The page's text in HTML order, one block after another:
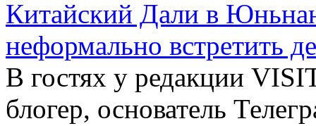
Китайский Дали в
неформально встретить
В гостях у редакции
блогер, основатель